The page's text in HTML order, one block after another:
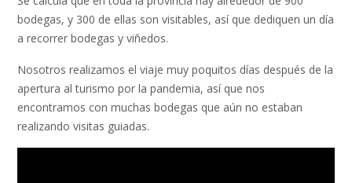
bodegas, y 300 de ellas son visitables, así que dediquen un día
a recorrer bodegas y viñedos.
Nosotros realizamos el viaje muy poquitos días después de la
apertura al turismo por la pandemia, así que nos
encontramos con muchas bodegas que aún no estaban
realizando visitas guiadas.